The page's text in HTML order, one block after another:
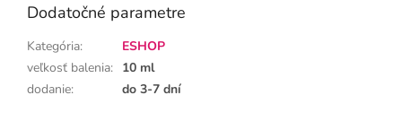
Dodatočné parametre
Kategória:
ESHOP
veľkosť balenia: 10 ml
dodanie: do 3-7 dní